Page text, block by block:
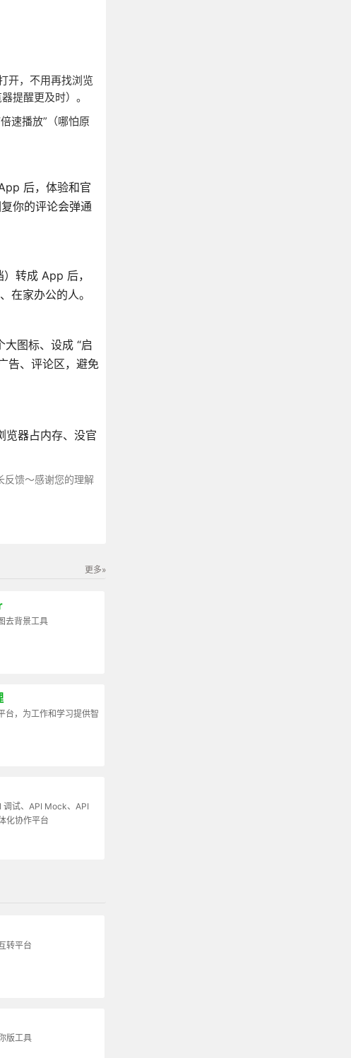
开，不用再找浏览
提醒更及时）。
速播放”（哪怕原
后，体验和官
你的评论会弹通
转成 App 后，
家办公的人。
图标、设成 “启
告、评论区，避免
览器占内存、没官
反馈～感谢您的理解
更多»
去背景工具
台，为工作和学习提供智
调试、API Mock、API
化协作平台
转平台
版工具